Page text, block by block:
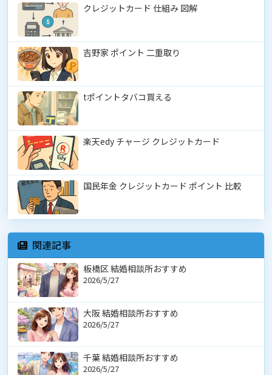
クレジットカード 仕組み 図解
吉野家 ポイント 二重取り
tポイントタバコ買える
楽天edy チャージ クレジットカード
国民年金 クレジットカード ポイント 比較
関連記事
板橋区 結婚相談所おすすめ
2026/5/27
大阪 結婚相談所おすすめ
2026/5/27
千葉 結婚相談所おすすめ
2026/5/27